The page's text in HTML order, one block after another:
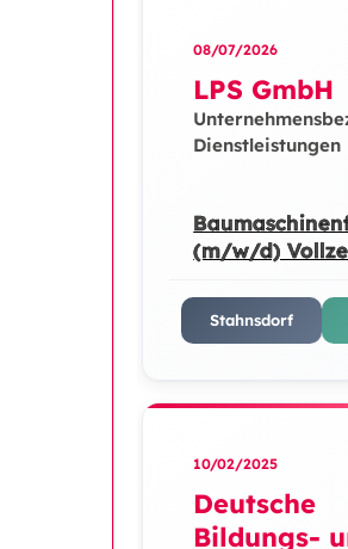
08/07/2026
LPS GmbH
Dienstleistungen
(m/w/d)
Stahnsdorf
10/02/2025
Deutsche
Bildungs-